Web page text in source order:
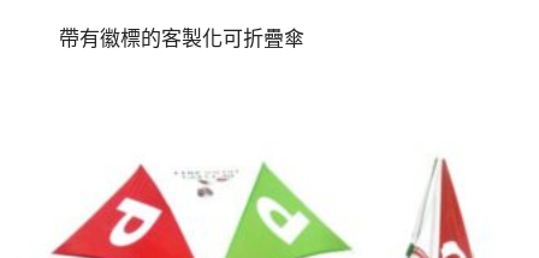
帶有徽標的客製化可折疊傘